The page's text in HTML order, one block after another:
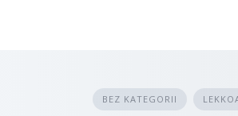
BEZ KATEGORII